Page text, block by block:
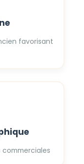
favorisant
commerciales